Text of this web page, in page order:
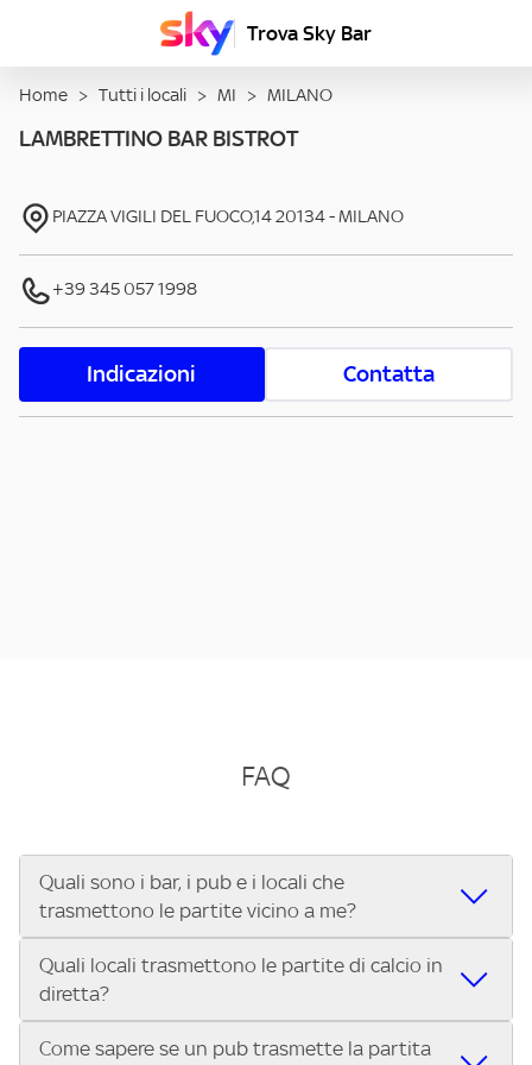
Trova Sky Bar
Home > Tutti i locali > MI > MILANO
LAMBRETTINO BAR BISTROT
PIAZZA VIGILI DEL FUOCO,1420134-MILANO
+39 345 057 1998
Indicazioni Contatta
FAQ
Quali sono i bar, i pub e i locali che
trasmettono le partite vicino a me?
Se cerchi un bar, pub, ristorante o locale vicino a te per
vedere le partite di Serie A ENILIVE, la Serie C Sky Wifi, la
UEFA Champions League, la UEFA Europa League, la UEFA
Conference League, il Tennis, la Formula 1®, la MotoGP™ e
Quali locali trasmettono le partite di calcio in
diretta?
Vuoi sapere quali bar, pub o ristoranti mostrano le partite
Come sapere se un pub trasmette la partita